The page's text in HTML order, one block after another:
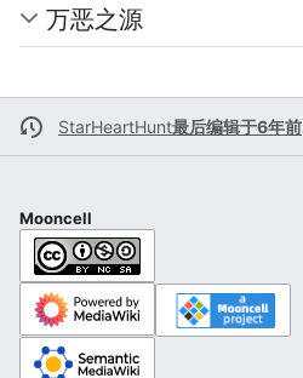
万恶之源
StarHeartHunt最后编辑于6年前
Mooncell